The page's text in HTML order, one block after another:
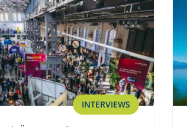
INTERVIEWS